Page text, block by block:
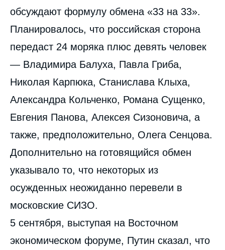
обсуждают формулу обмена «33 на 33».
Планировалось, что российская сторона
передаст 24 моряка плюс девять человек
— Владимира Балуха, Павла Гриба,
Николая Карпюка, Станислава Клыха,
Александра Кольченко, Романа Сущенко,
Евгения Панова, Алексея Сизоновича, а
также, предположительно, Олега Сенцова.
Дополнительно на готовящийся обмен
указывало то, что некоторых из
осужденных неожиданно перевели в
московские СИЗО.
5 сентября, выступая на Восточном
экономическом форуме, Путин сказал, что